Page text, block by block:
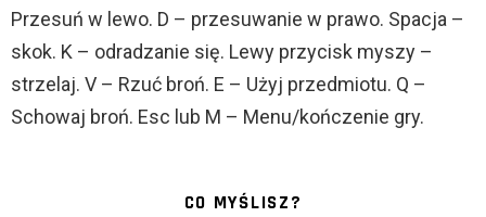
Przesuń w lewo. D – przesuwanie w prawo. Spacja –
skok. K – odradzanie się. Lewy przycisk myszy –
strzelaj. V – Rzuć broń. E – Użyj przedmiotu. Q –
Schowaj broń. Esc lub M – Menu/kończenie gry.
CO MYŚLISZ?